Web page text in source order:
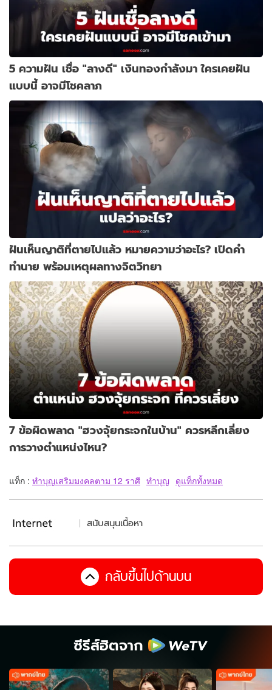
5 ความฝัน เชื่อ "ลางดี" เงินทองกำลังมา ใครเคยฝัน
แบบนี้ อาจมีโชคลาภ
ฝันเห็นญาติที่ตายไปแล้ว หมายความว่าอะไร? เปิดคำ
ทำนาย พร้อมเหตุผลทางจิตวิทยา
7 ข้อผิดพลาด "ฮวงจุ้ยกระจกในบ้าน" ควรหลีกเลี่ยง
การวางตำแหน่งไหน?
แท็ก : ทำบุญเสริมมงคลตาม 12 ราศี ทำบุญ ดูแท็กทั้งหมด
สนับสนุนเนื้อหา
กลับขึ้นไปด้านบน
ซีรีส์ฮิตจาก